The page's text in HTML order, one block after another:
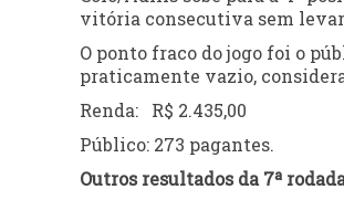
vitória consecutiva sem
O ponto fraco do jogo foi o
praticamente vazio,
Renda: R$ 2.435,00
Público: 273 pagantes.
Outros resultados da 7ª